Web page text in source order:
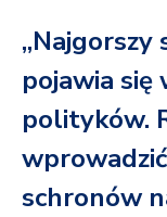
„Najgorszy
pojawia się
polityków.
schronów